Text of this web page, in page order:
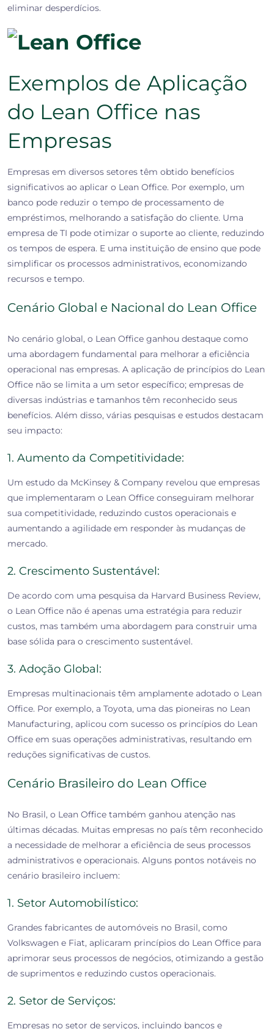
eliminar desperdícios.
Exemplos de Aplicação
do Lean Office nas
Empresas
Empresas em diversos setores têm obtido benefícios
significativos ao aplicar o Lean Office. Por exemplo, um
banco pode reduzir o tempo de processamento de
empréstimos, melhorando a satisfação do cliente. Uma
empresa de TI pode otimizar o suporte ao cliente, reduzindo
os tempos de espera. E uma instituição de ensino que pode
simplificar os processos administrativos, economizando
recursos e tempo.
Cenário Global e Nacional do Lean Office
No cenário global, o Lean Office ganhou destaque como
uma abordagem fundamental para melhorar a eficiência
operacional nas empresas. A aplicação de princípios do Lean
Office não se limita a um setor específico; empresas de
diversas indústrias e tamanhos têm reconhecido seus
benefícios. Além disso, várias pesquisas e estudos destacam
seu impacto:
1. Aumento da Competitividade:
Um estudo da McKinsey & Company revelou que empresas
que implementaram o Lean Office conseguiram melhorar
sua competitividade, reduzindo custos operacionais e
aumentando a agilidade em responder às mudanças de
mercado.
2. Crescimento Sustentável:
De acordo com uma pesquisa da Harvard Business Review,
o Lean Office não é apenas uma estratégia para reduzir
custos, mas também uma abordagem para construir uma
base sólida para o crescimento sustentável.
3. Adoção Global:
Empresas multinacionais têm amplamente adotado o Lean
Office. Por exemplo, a Toyota, uma das pioneiras no Lean
Manufacturing, aplicou com sucesso os princípios do Lean
Office em suas operações administrativas, resultando em
reduções significativas de custos.
Cenário Brasileiro do Lean Office
No Brasil, o Lean Office também ganhou atenção nas
últimas décadas. Muitas empresas no país têm reconhecido
a necessidade de melhorar a eficiência de seus processos
administrativos e operacionais. Alguns pontos notáveis no
cenário brasileiro incluem:
1. Setor Automobilístico:
Grandes fabricantes de automóveis no Brasil, como
Volkswagen e Fiat, aplicaram princípios do Lean Office para
aprimorar seus processos de negócios, otimizando a gestão
de suprimentos e reduzindo custos operacionais.
2. Setor de Serviços:
Empresas no setor de serviços, incluindo bancos e